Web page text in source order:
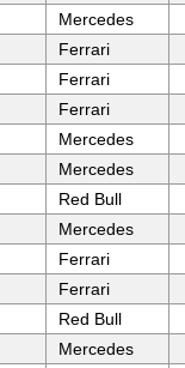
Mercedes
Ferrari
Ferrari
Ferrari
Mercedes
Mercedes
Red Bull
Mercedes
Ferrari
Ferrari
Red Bull
Mercedes